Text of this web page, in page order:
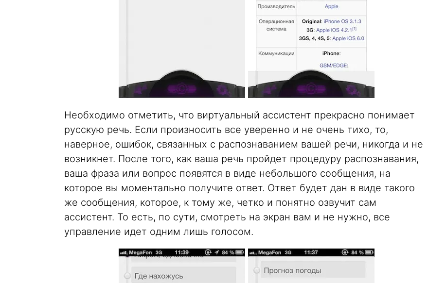
Необходимо отметить, что виртуальный ассистент прекрасно понимает
русскую речь. Если произносить все уверенно и не очень тихо, то,
наверное, ошибок, связанных с распознаванием вашей речи, никогда и не
возникнет. После того, как ваша речь пройдет процедуру распознавания,
ваша фраза или вопрос появятся в виде небольшого сообщения, на
которое вы моментально получите ответ. Ответ будет дан в виде такого
же сообщения, которое, к тому же, четко и понятно озвучит сам
ассистент. То есть, по сути, смотреть на экран вам и не нужно, все
управление идет одним лишь голосом.